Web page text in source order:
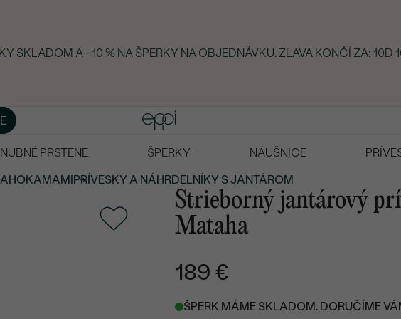
SKLADOM A −10 % NA ŠPERKY NA OBJEDNÁVKU. ZĽAVA KONČÍ ZA: 10D
PRSTENE ŠPERKY NÁUŠNICE
PRÍVESKY A NÁHRDELNÍKY S JANTÁROM
Strieborný jantárový
Mataha
189 €
ŠPERK MÁME SKLADOM. DORUČÍME